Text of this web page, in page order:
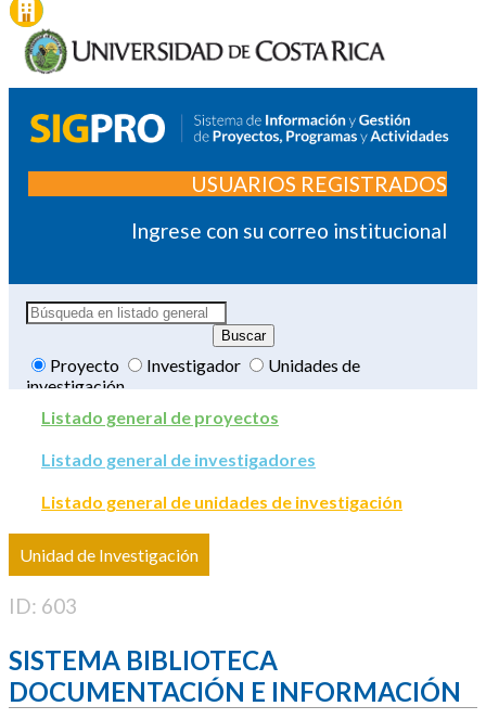
USUARIOS REGISTRADOS
Ingrese con su correo institucional
Proyecto Investigador
Unidades de
investigación
Listado general de proyectos
Listado general de investigadores
Listado general de unidades de investigación
Unidad de Investigación
ID: 603
SISTEMA BIBLIOTECA
DOCUMENTACIÓN E INFORMACIÓN